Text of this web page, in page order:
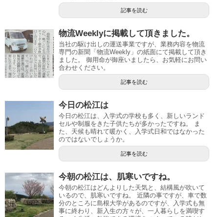
記事を読む
物流Weeklyに掲載して頂きました。
当社の駆け出しの運送事業ですが、業務内容を物流
専門の新聞「物流Weekly」の紙面にて掲載して頂き
ました。 御用命が御座いましたら、お気軽にお問い
合わせください。
記事を読む
今日の松江は
今日の松江は、入学式の学校も多く、新しいランド
セルや制服をきた子供たちが多かったですね。 ま
た、天候も晴れて暖かく、入学式日和ではなかった
のではないでしょうか。
記事を読む
今朝の松江は、肌寒いですね。
今朝の松江はどんよりした天気と、結構風が吹いて
いるので、肌寒いですね。 近隣の事ですが、車で数
分のところに島根大学があるのですが、入学式も無
事に終わり、新入生の方々が、一人暮らしを満喫す